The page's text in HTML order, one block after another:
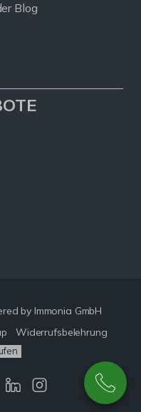
Blog
by Immonia GmbH
Widerrufsbelehrung